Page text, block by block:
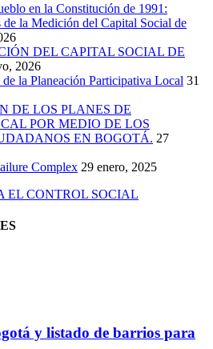
en la Constitución de 1991:
de la Medición del Capital Social de
DEL CAPITAL SOCIAL DE
2026
la Planeación Participativa Local 31
DE LOS PLANES DE
POR MEDIO DE LOS
EN BOGOTÁ. 27
Complex 29 enero, 2025
y listado de barrios para